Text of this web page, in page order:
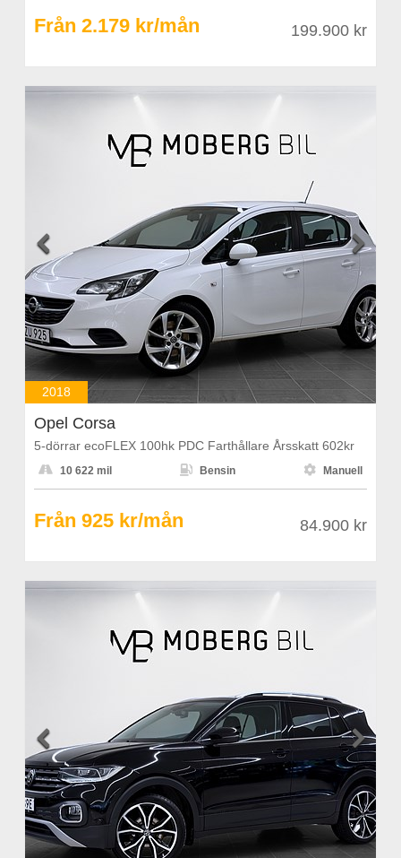
Från 2.179 kr/mån 199.900 kr
 
2018
Opel Corsa
5-dörrar ecoFLEX 100hk PDC Farthållare Årsskatt 602kr
 10 622 mil  Bensin  Manuell
Från 925 kr/mån 84.900 kr
 